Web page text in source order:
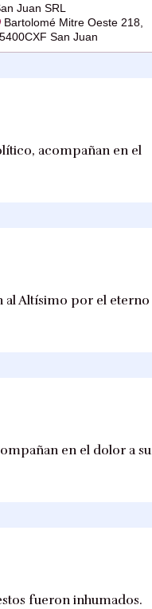
Juan SRL
Bartolomé Mitre Oeste 218,
San Juan
acompañan en el
al Altísimo por el eterno
en el dolor a su
fueron inhumados.